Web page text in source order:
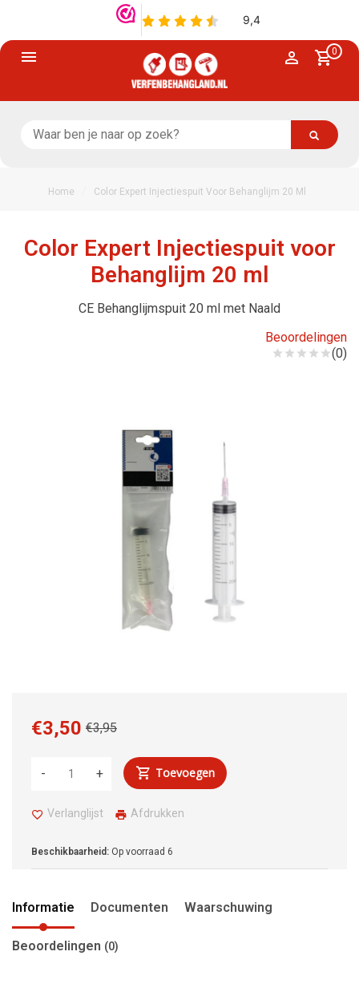
0
Home Color Expert Injectiespuit Voor Behanglijm 20 Ml
Color Expert Injectiespuit voor
Behanglijm 20 ml
CE Behanglijmspuit 20 ml met Naald
Beoordelingen
(0)
€3,95
€3,50
+
- Toevoegen
Verlanglijst Afdrukken
Beschikbaarheid: Op voorraad 6
Informatie Documenten Waarschuwing
Beoordelingen (0)